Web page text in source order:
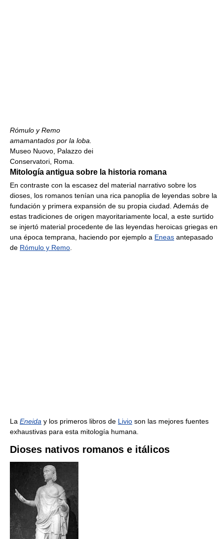
Rómulo y Remo
amamantados por la loba.
Museo Nuovo, Palazzo dei
Conservatori, Roma.
Mitología antigua sobre la historia romana
En contraste con la escasez del material narrativo sobre los
dioses, los romanos tenían una rica panoplia de leyendas sobre la
fundación y primera expansión de su propia ciudad. Además de
estas tradiciones de origen mayoritariamente local, a este surtido
se injertó material procedente de las leyendas heroicas griegas en
una época temprana, haciendo por ejemplo a Eneas antepasado
de Rómulo y Remo
La Eneida y los primeros libros de Livio son las mejores fuentes
exhaustivas para esta mitología humana.
Dioses nativos romanos e itálicos